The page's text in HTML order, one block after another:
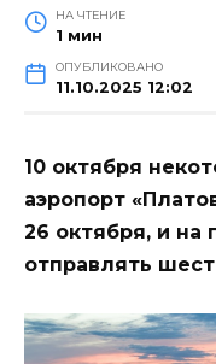
НА ЧТЕНИЕ
1 мин
ОПУБЛИКОВАНО
11.10.2025 12:02
10 октября
аэропорт
26 октября, и на
отправлять